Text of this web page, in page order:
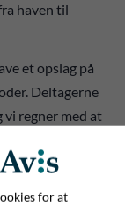
haven til
et opslag på
Deltagerne
vi regner med at
både den 5. og
for at